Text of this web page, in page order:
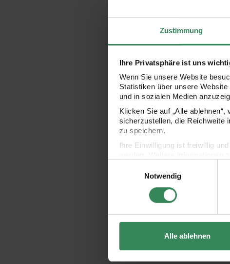
Zustimmung
Ihre Privatsphäre ist uns
Wenn Sie unsere Website
Statistiken über unsere
und in sozialen Medien
Klicken Sie auf „Alle
sicherzustellen, die Reichweite
zu speichern.
Ihre Einwilligung ist freiwillig
Impressum
Datenschutz
Notwendig
Alle ablehnen